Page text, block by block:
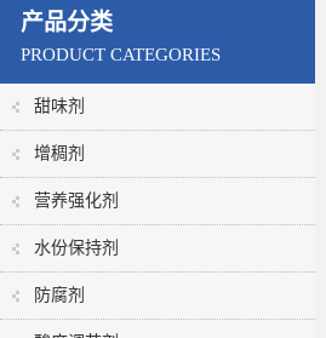
产品分类
PRODUCT CATEGORIES
甜味剂
增稠剂
营养强化剂
水份保持剂
防腐剂